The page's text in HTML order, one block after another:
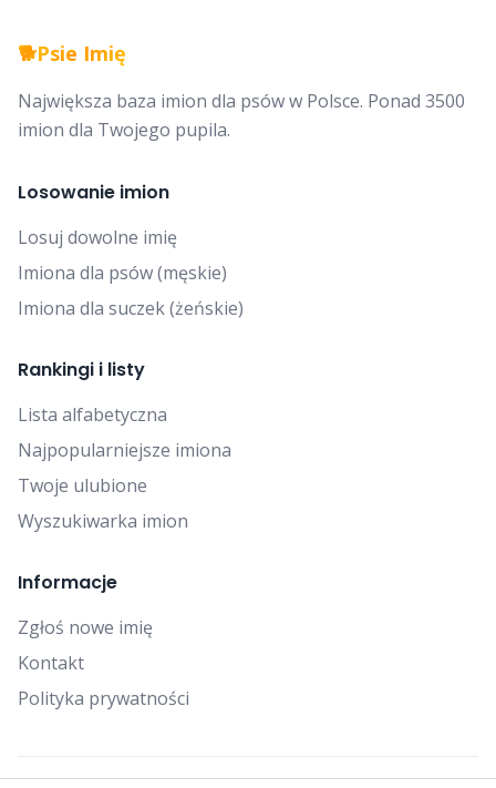
🐕Psie Imię
Największa baza imion dla psów w Polsce. Ponad 3500
imion dla Twojego pupila.
Losowanie imion
Losuj dowolne imię
Imiona dla psów (męskie)
Imiona dla suczek (żeńskie)
Rankingi i listy
Lista alfabetyczna
Najpopularniejsze imiona
Twoje ulubione
Wyszukiwarka imion
Informacje
Zgłoś nowe imię
Kontakt
Polityka prywatności